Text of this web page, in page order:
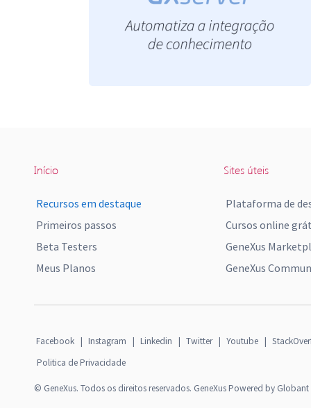
Início
Recursos em destaque
Primeiros passos
Beta Testers
Meus Planos
Sites úteis
Plataforma de
Cursos online
GeneXus
GeneXus
Facebook | Instagram | Linkedin | Twitter | Youtube |
Politica de Privacidade
© GeneXus. Todos os direitos reservados. GeneXus Powered by Globant